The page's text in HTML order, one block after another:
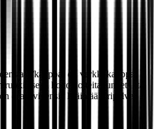
kauppa) on verkkokauppa,
ruokia sekä hoitotuotteita tunnetuilta
osa Evidensia Eläinlääkäripalvel…